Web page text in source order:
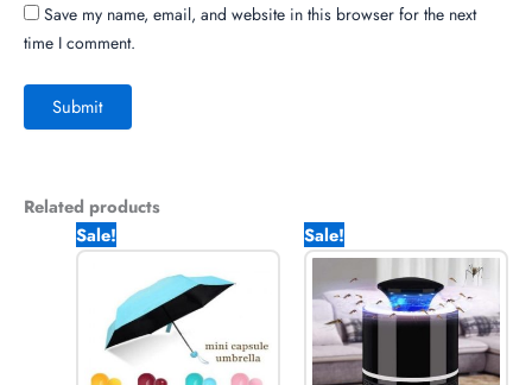
Save my name, email, and website in this browser for the next
time I comment.
Related products
Sale!
price
was:
1,250.00৳ .
price
850.00৳ .
Sale!
price
1,250.00৳ .
price
is:
850.00৳ .